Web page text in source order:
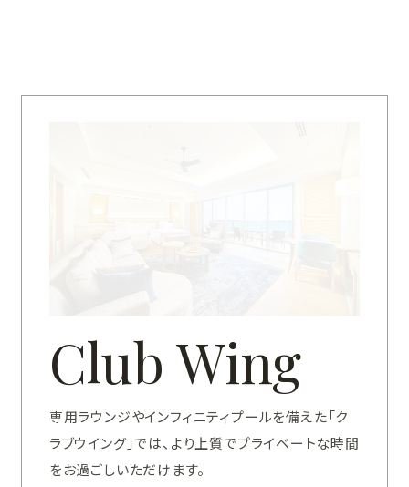
ク
ラ
ウ
ィ
ン
Club Wing
専用ラウンジやインフィニティプールを備えた「ク
ラブウイング」では、より上質でプライベートな時間
をお過ごしいただけます。